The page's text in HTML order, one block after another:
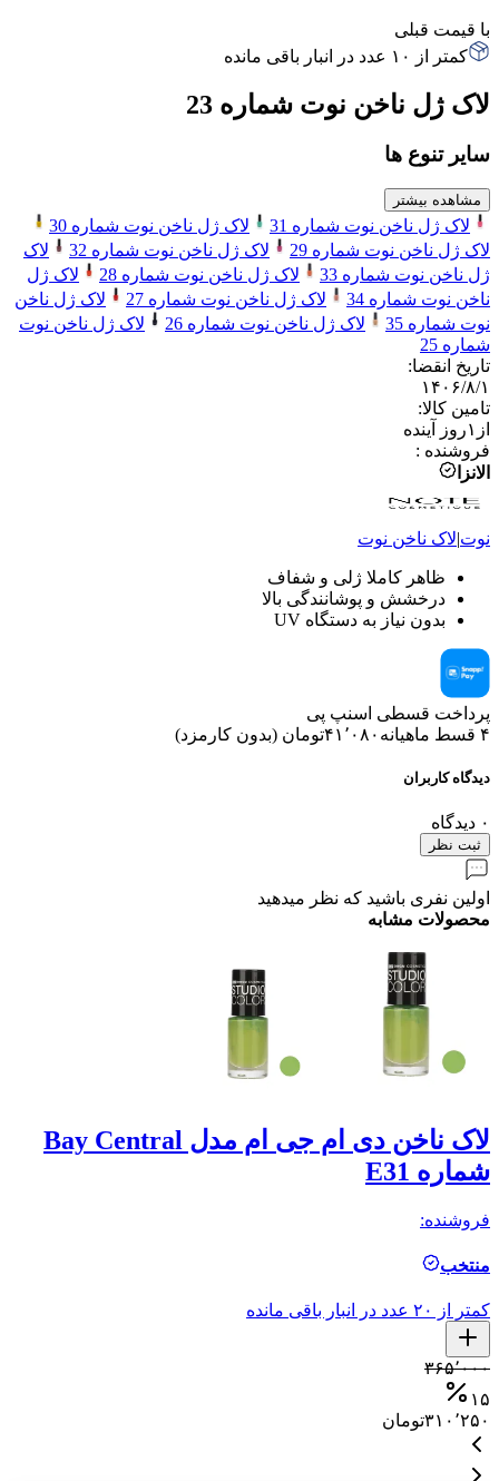
با قیمت قبلی
کمتر از ۱۰ عدد در انبار باقی مانده
لاک ژل ناخن نوت شماره 23
سایر تنوع ها
مشاهده بیشتر
لاک ژل ناخن نوت شماره 31
لاک ژل ناخن نوت شماره 30
لاک ژل ناخن نوت شماره 29
لاک ژل ناخن نوت شماره 32
لاک
ژل ناخن نوت شماره 33
لاک ژل ناخن نوت شماره 28
لاک ژل
ناخن نوت شماره 34
لاک ژل ناخن نوت شماره 27
لاک ژل ناخن
نوت شماره 35
لاک ژل ناخن نوت شماره 26
لاک ژل ناخن نوت
شماره 25
تاریخ انقضا:
۱۴۰۶/۸/۱
تامین کالا:
از ۱روز آینده
فروشنده :
الانزا
نوت|لاک ناخن نوت
ظاهر کاملا ژلی و شفاف
درخشش و پوشانندگی بالا
بدون نیاز به دستگاه UV
پرداخت قسطی اسنپ پی
۴ قسط ماهیانه
۴۱٬۰۸۰تومان (بدون کارمزد)
دیدگاه کاربران
۰ دیدگاه
ثبت نظر
اولین نفری باشید که نظر میدهید
محصولات مشابه
لاک ناخن دی ام جی ام مدل Bay Central
شماره E31
فروشنده:
منتخب
کمتر از ۲۰ عدد در انبار باقی مانده
۳۶۵٬۰۰۰
۱۵
۳۱۰٬۲۵۰تومان